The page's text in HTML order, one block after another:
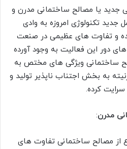
جدید یا مصالح ساختمانی مدرن و
جدید تکنولوژی امروزه به وادی
و تفاوت های عظیمی در صنعت
دور این فعالیت به وجود آورده
ساختمانی ویژگی های مختص به
به بخش اجتناب ناپذیر تولید و
کرده.
مدرن:
از مصالح ساختمانی تفاوت های